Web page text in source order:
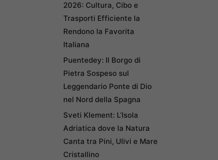
2026: Cultura, Cibo e
Trasporti Efficiente la
Rendono la Favorita
Italiana
Puentedey: Il Borgo di
Pietra Sospeso sul
Leggendario Ponte di Dio
nel Nord della Spagna
Sveti Klement: L’Isola
Adriatica dove la Natura
Canta tra Pini, Ulivi e Mare
Cristallino